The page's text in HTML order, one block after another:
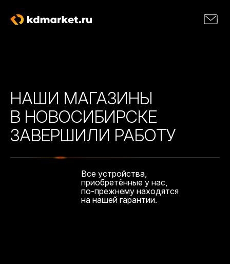
НАШИ МАГАЗИНЫ
В НОВОСИБИРСКЕ
ЗАВЕРШИЛИ РАБОТУ
Все устройства,
приобретённые у нас,
по-прежнему находятся
на нашей гарантии.